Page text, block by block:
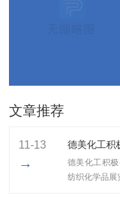
文章推荐
11-13
→
德美化工积
德美化工积
纺织化学品展